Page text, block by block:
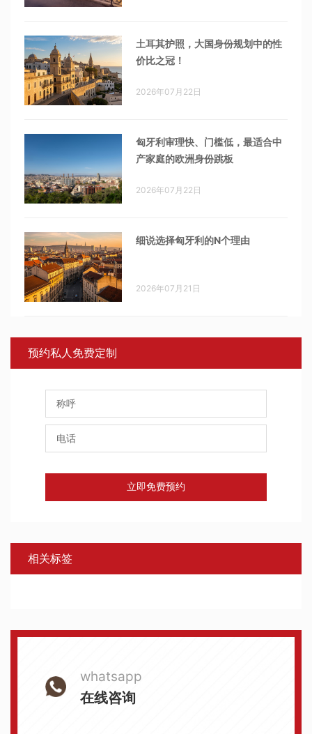
土耳其护照，大国身份规划中的性
价比之冠！
2026年07月22日
匈牙利审理快、门槛低，最适合中
产家庭的欧洲身份跳板
2026年07月22日
细说选择匈牙利的N个理由
2026年07月21日
预约私人免费定制
立即免费预约
相关标签
whatsapp
在线咨询